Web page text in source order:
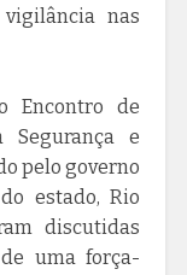
nas
Encontro de
Segurança e
pelo governo
estado, Rio
discutidas
uma força-